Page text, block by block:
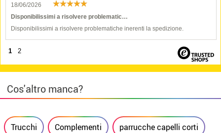
18/06/2026
Disponibilissimi a risolvere problematic…
Disponibilissimi a risolvere problematiche inerenti la spedizione.
1 2
Cos'altro manca?
Trucchi Complementi parrucche capelli corti